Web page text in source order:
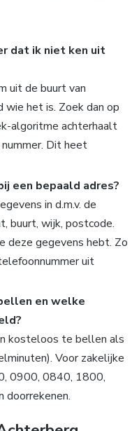
dat ik niet ken uit
uit de buurt van
wie het is. Zoek dan op
algoritme achterhaalt
Dit heet
een bepaald adres?
in d.m.v. de
buurt, wijk, postcode.
deze gegevens hebt. Zo
uit
en welke
kosteloos te bellen als
Voor zakelijke
0900, 0840, 1800,
doorrekenen.